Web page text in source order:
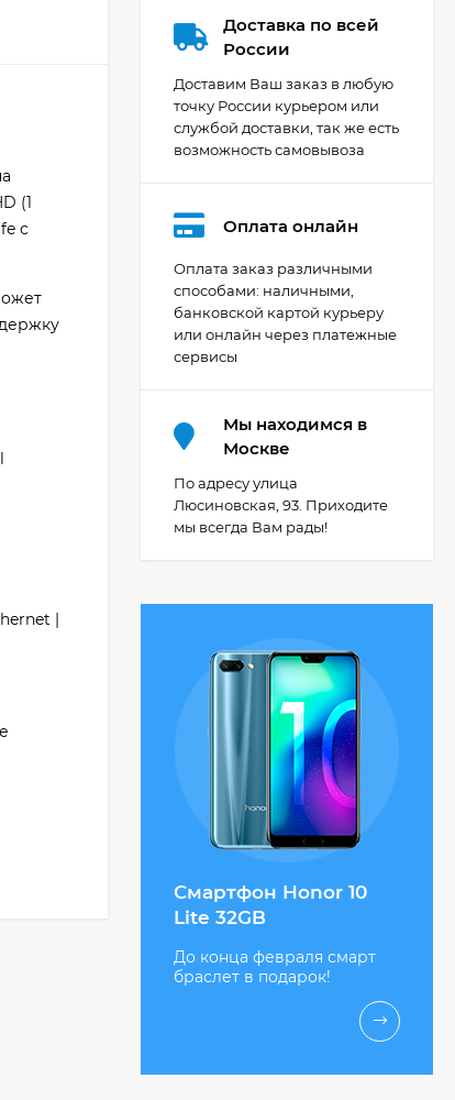
(1
с
|
Доставка по всей
России
Доставим Ваш заказ в любую
точку России курьером или
службой доставки, так же есть
возможность самовывоза
Оплата онлайн
Оплата заказ различными
способами: наличными,
банковской картой курьеру
или онлайн через платежные
сервисы
Мы находимся в
Москве
По адресу улица
Люсиновская, 93. Приходите
мы всегда Вам рады!
Смартфон Honor 10
Lite 32GB
До конца февраля смарт
браслет в подарок!
Nokia 222 SS, Black
Gigaset C530A Duo